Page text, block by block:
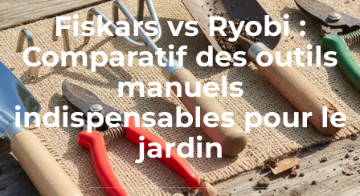
Fiskars vs Ryobi :
Comparatif des outils
manuels
indispensables pour le
jardin